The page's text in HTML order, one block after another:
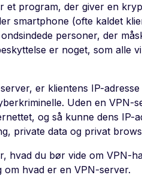
et program, der giver en
smartphone (ofte kaldet
personer, der
er noget, som alle
er klientens IP-
Uden en VPN-
og så kunne dens IP-
private data og privat
hvad du bør vide om VPN-
om hvad er en VPN-server.